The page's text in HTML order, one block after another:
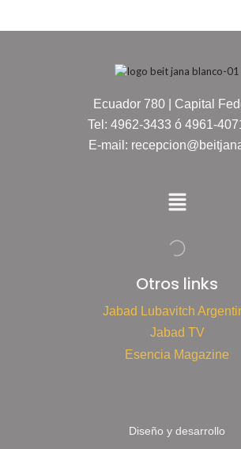
Ecuador 780 | Capital
Tel: 4962-3433 ó 4961-
E-mail:
Otros links
Jabad Lubavitch
Jabad TV
Esencia Magazine
Diseño y desarrollo